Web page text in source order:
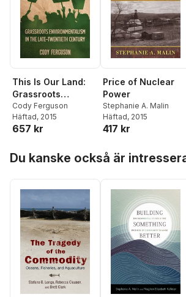
This Is Our Land:
Grassroots
Environmentalism
in the Late
Twentieth Century
Cody Ferguson
Häftad, 2015
657 kr
Price of Nuclear
Power
Stephanie A. Malin
Häftad, 2015
417 kr
Du kanske också är